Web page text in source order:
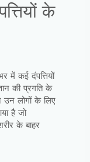
के
में कई दंपत्तियों
की प्रगति के
उन लोगों के लिए
है जो
के बाहर